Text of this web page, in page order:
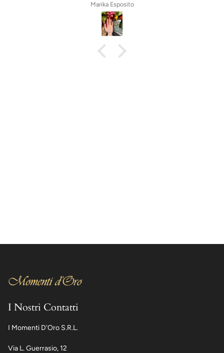
Marika Esposito
I Nostri Contatti
I Momenti D'Oro S.R.L.
Via L. Guerrasio, 12